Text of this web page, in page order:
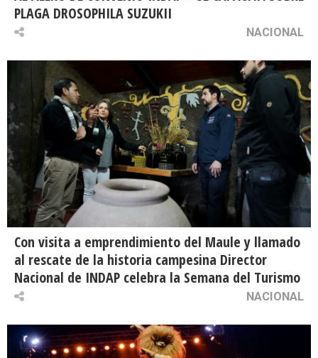
PLAGA DROSOPHILA SUZUKII
NACIONAL
Con visita a emprendimiento del Maule y llamado
al rescate de la historia campesina Director
Nacional de INDAP celebra la Semana del Turismo
NACIONAL